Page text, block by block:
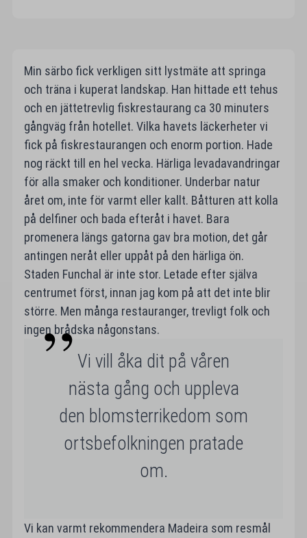
Min särbo fick verkligen sitt lystmäte att springa
och träna i kuperat landskap. Han hittade ett tehus
och en jättetrevlig fiskrestaurang ca 30 minuters
gångväg från hotellet. Vilka havets läckerheter vi
fick på fiskrestaurangen och enorm portion. Hade
nog räckt till en hel vecka. Härliga levadavandringar
för alla smaker och konditioner. Underbar natur
året om, inte för varmt eller kallt. Båtturen att kolla
på delfiner och bada efteråt i havet. Bara
promenera längs gatorna gav bra motion, det går
antingen neråt eller uppåt på den härliga ön.
Staden Funchal är inte stor. Letade efter själva
centrumet först, innan jag kom på att det inte blir
större. Men många restauranger, trevligt folk och
ingen brådska någonstans.
Vi vill åka dit på våren
nästa gång och uppleva
den blomsterrikedom som
ortsbefolkningen pratade
om.
Vi kan varmt rekommendera Madeira som resmål